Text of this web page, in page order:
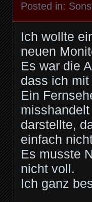
Posted in:
Ich wollte
neuen
Es war die
dass ich
Ein
darstellte,
einfach
Es musste
nicht voll.
Ich ganz